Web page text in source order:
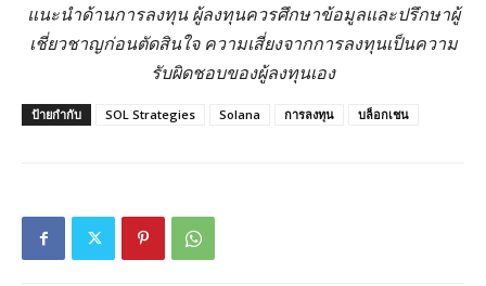
แนะนำด้านการลงทุน ผู้ลงทุนควรศึกษาข้อมูลและปรึกษาผู้
เชี่ยวชาญก่อนตัดสินใจ ความเสี่ยงจากการลงทุนเป็นความ
รับผิดชอบของผู้ลงทุนเอง
ป้ายกำกับ SOL Strategies Solana การลงทุน บล็อกเชน